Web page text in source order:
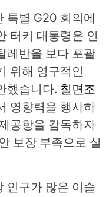
특별 G20 회의에
터키 대통령은 인
레반을 보다 포괄
위해 영구적인
했습니다. 칠면조
영향력을 행사하
공항을 감독하자
보장 부족으로 실
인구가 많은 이슬